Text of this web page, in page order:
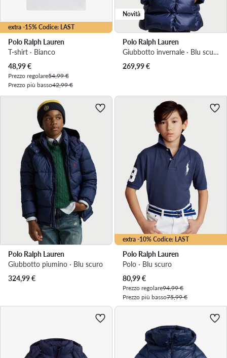
extra -15% Codice: LAST
Polo Ralph Lauren
T-shirt · Bianco
Prezzo attuale
48,99€
Prezzo regolare54,99 €
Prezzo più basso42,99 €
Novità
Polo Ralph Lauren
Giubbotto invernale · Blu scuro
269,99€
Polo Ralph Lauren
Giubbotto piumino · Blu scuro
324,99€
extra -10% Codice: LAST
Polo Ralph Lauren
Polo · Blu scuro
Prezzo attuale
80,99€
Prezzo regolare94,99 €
Prezzo più basso75,99 €